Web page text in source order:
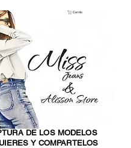
DE LOS MODELOS
Y COMPARTELOS
Carrito